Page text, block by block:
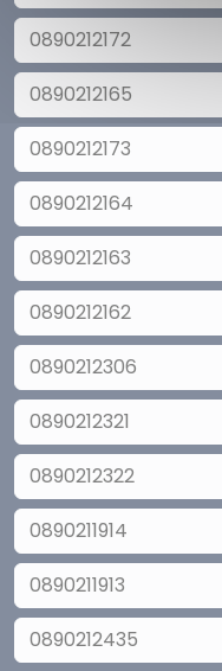
0890212172
0890212165
0890212173
0890212164
0890212163
0890212162
0890212306
0890212321
0890212322
0890211914
0890211913
0890212435